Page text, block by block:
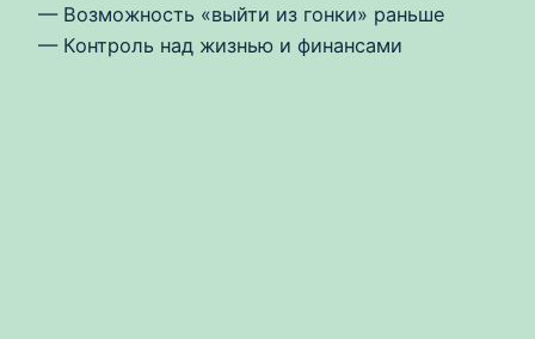
— Возможность «выйти из гонки» раньше
— Контроль над жизнью и финансами